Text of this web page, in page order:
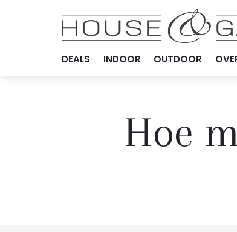
DEALS INDOOR OUTDOOR
Hoe